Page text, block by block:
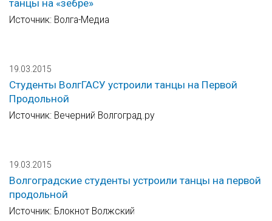
танцы на «зебре»
Источник: Волга-Медиа
19.03.2015
Студенты ВолгГАСУ устроили танцы на Первой
Продольной
Источник: Вечерний Волгоград.ру
19.03.2015
Волгоградские студенты устроили танцы на первой
продольной
Источник: Блокнот Волжский